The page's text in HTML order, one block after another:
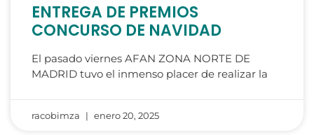
ENTREGA DE PREMIOS
CONCURSO DE NAVIDAD
El pasado viernes AFAN ZONA NORTE DE
MADRID tuvo el inmenso placer de realizar la
racobimza enero 20, 2025